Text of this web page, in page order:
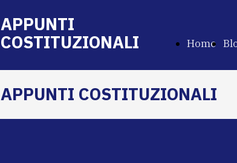
APPUNTI
COSTITUZIONALI
Home
APPUNTI COSTITUZIONALI